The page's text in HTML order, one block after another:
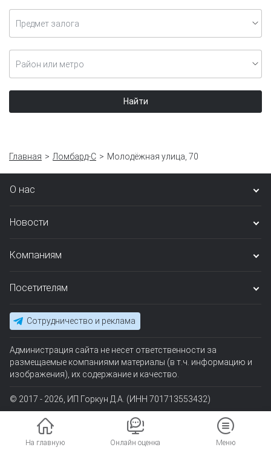
Предмет залога
Район или метро
Найти
Главная Ломбард-С Молодёжная улица, 70
О нас
Новости
Компаниям
Посетителям
Сотрудничество и реклама
Администрация сайта не несет ответственности за
размещаемые компаниями материалы (в т.ч. информацию и
изображения), их содержание и качество.
© 2017 - 2026, ИП Горкун Д.А. (ИНН 701713553432)
На главную Онлайн оценка Меню